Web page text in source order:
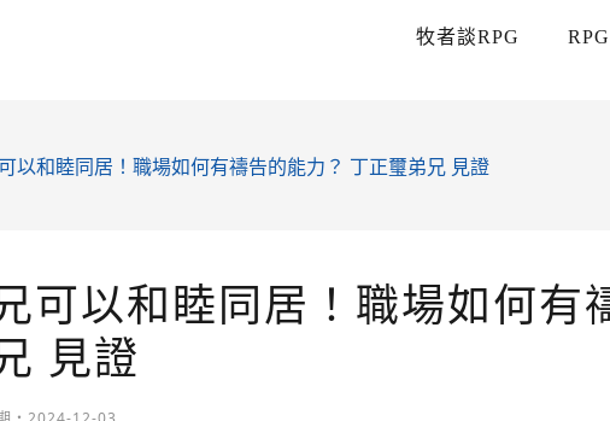
牧者談RPG
以和睦同居！職場如何有禱告的能力？ 丁正璽弟兄 見證
可以和睦同居！職場如何有
見證